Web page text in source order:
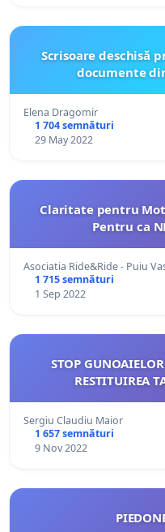
Scrisoare deschisă
documente
Elena Dragomir
1 704 semnături
29 May 2022
Claritate pentru
Pentru ca
Asociatia Ride&Ride - Puiu
1 715 semnături
1 Sep 2022
STOP
RESTITUIREA
Sergiu Claudiu Maior
1 657 semnături
9 Nov 2022